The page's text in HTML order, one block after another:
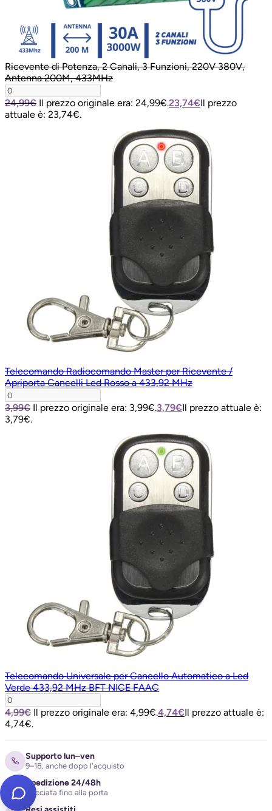
Ricevente di Potenza, 2 Canali, 3 Funzioni, 220V 380V,
Antenna 200M, 433MHz
24,99€ Il prezzo originale era: 24,99€.23,74€Il prezzo
attuale è: 23,74€.
Telecomando Radiocomando Master per Ricevente /
Apriporta Cancelli Led Rosso a 433,92 MHz
3,99€ Il prezzo originale era: 3,99€.3,79€Il prezzo attuale è:
3,79€.
Telecomando Universale per Cancello Automatico a Led
Verde 433,92 MHz BFT NICE FAAC
4,99€ Il prezzo originale era: 4,99€.4,74€Il prezzo attuale è:
4,74€.
Supporto lun–ven
9–18, anche dopo l'acquisto
Spedizione 24/48h
tracciata fino alla porta